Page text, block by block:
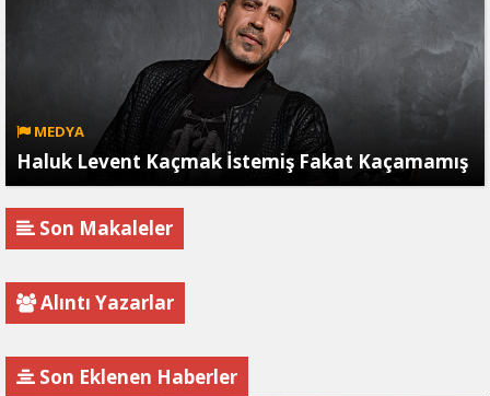
MEDYA
Haluk Levent Kaçmak İstemiş Fakat Kaçamamış
Son Makaleler
Alıntı Yazarlar
Son Eklenen Haberler